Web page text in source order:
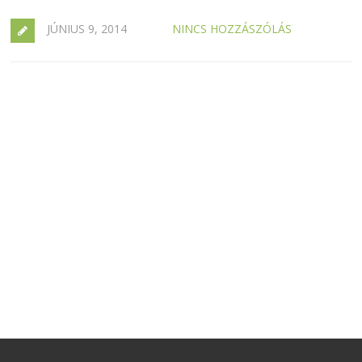
JÚNIUS 9, 2014 NINCS HOZZÁSZÓLÁS